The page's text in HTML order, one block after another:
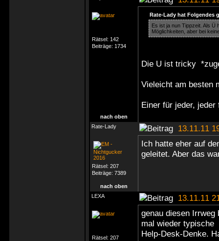
Rätsel: 142
Beiträge: 1734
Rate-Lady hat Folgendes
Es ist ja nun Tippzeit. Als
Möglichkeiten, aber bei
Die U ist tricky
Vieleicht am besten
Einer für jeder,
nach oben
Rate-Lady
13.11.11
Rätsel: 207
Beiträge: 7389
Ich hatte eher auf
geleitet. Aber das
nach oben
LEXA
13.11.11
Rätsel: 207
genau diesen Irrweg
mal wieder typische
Help-Desk-Denke.